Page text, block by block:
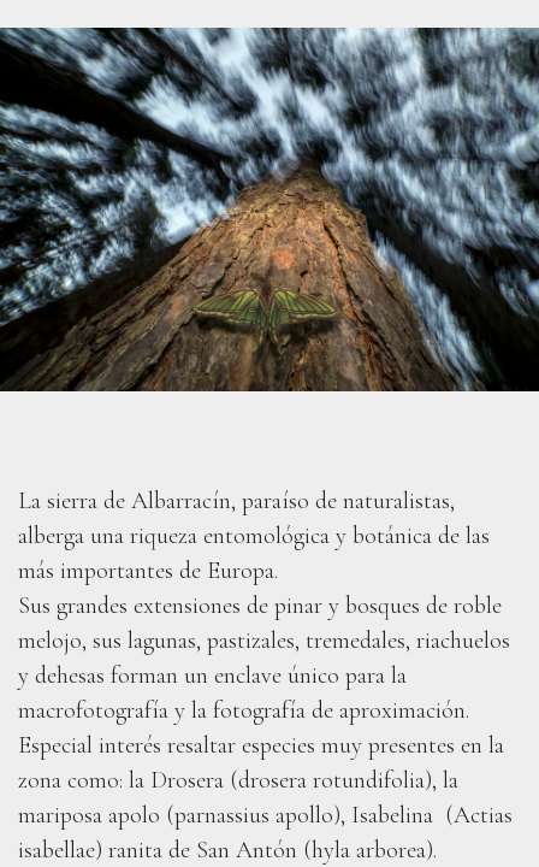
La sierra de Albarracín, paraíso de naturalistas,
alberga una riqueza entomológica y botánica de las
más importantes de Europa.
Sus grandes extensiones de pinar y bosques de roble
melojo, sus lagunas, pastizales, tremedales, riachuelos
y dehesas forman un enclave único para la
macrofotografía y la fotografía de aproximación.
Especial interés resaltar especies muy presentes en la
zona como: la Drosera (drosera rotundifolia), la
mariposa apolo (parnassius apollo), Isabelina (Actias
isabellae) ranita de San Antón (hyla arborea).